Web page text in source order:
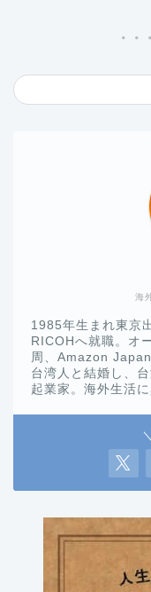
海
1985年生まれ東京
RICOHへ就職。オ
周、Amazon Japan
台湾人と結婚し、
起業家。海外生活